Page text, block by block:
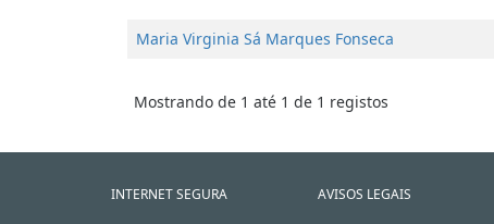
Maria Virginia Sá Marques Fonseca
Mostrando de 1 até 1 de 1 registos
INTERNET SEGURA AVISOS LEGAIS